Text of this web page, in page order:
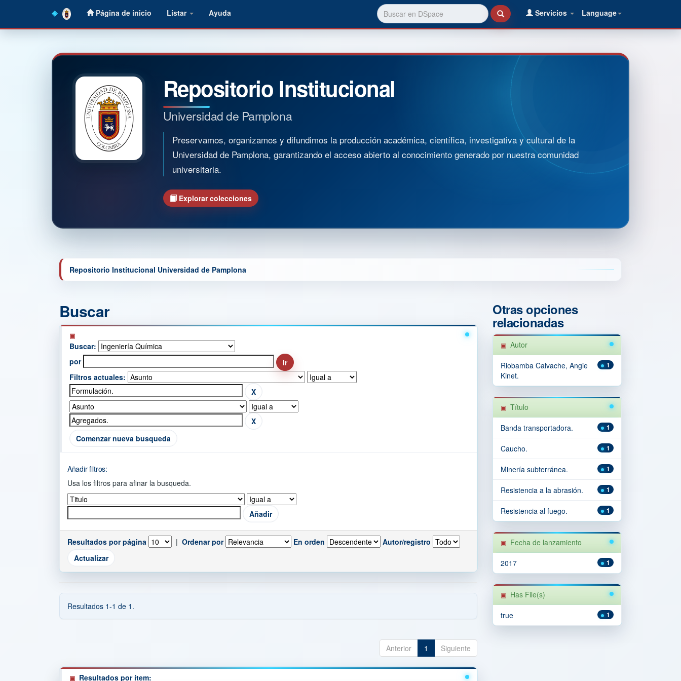
Página de inicio Listar Ayuda Language
Servicios
Repositorio Institucional
Universidad de Pamplona
Preservamos, organizamos y difundimos la producción académica, científica, investigativa y cultural de la
Universidad de Pamplona, garantizando el acceso abierto al conocimiento generado por nuestra comunidad
universitaria.
Explorar colecciones
Repositorio Institucional Universidad de Pamplona
Buscar
Buscar:
por
Filtros actuales:
Comenzar nueva busqueda
Añadir filtros:
Usa los filtros para afinar la busqueda.
Resultados por página | Ordenar por En orden Autor/registro
Resultados 1-1 de 1.
Anterior 1 Siguiente
Resultados por ítem:
Otras opciones
relacionadas
Autor
1
Riobamba Calvache, Angie
Kinet.
Título
1
Banda transportadora.
1
Caucho.
1
Minería subterránea.
1
Resistencia a la abrasión.
1
Resistencia al fuego.
Fecha de lanzamiento
1
2017
Has File(s)
1
true